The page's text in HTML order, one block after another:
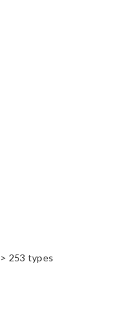
> 253 types